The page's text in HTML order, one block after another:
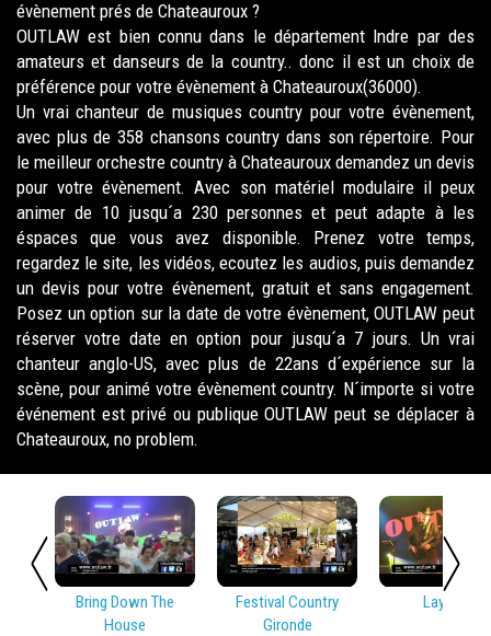
évènement prés de Chateauroux ?
OUTLAW est bien connu dans le département Indre par des
amateurs et danseurs de la country.. donc il est un choix de
préférence pour votre évènement à Chateauroux(36000).
Un vrai chanteur de musiques country pour votre évènement,
avec plus de 358 chansons country dans son répertoire. Pour
le meilleur orchestre country à Chateauroux demandez un devis
pour votre évènement. Avec son matériel modulaire il peux
animer de 10 jusqu´a 230 personnes et peut adapte à les
éspaces que vous avez disponible. Prenez votre temps,
regardez le site, les vidéos, ecoutez les audios, puis demandez
un devis pour votre évènement, gratuit et sans engagement.
Posez un option sur la date de votre évènement, OUTLAW peut
réserver votre date en option pour jusqu´a 7 jours. Un vrai
chanteur anglo-US, avec plus de 22ans d´expérience sur la
scène, pour animé votre évènement country. N´importe si votre
événement est privé ou publique OUTLAW peut se déplacer à
Chateauroux, no problem.
Bring Down The
House
Festival Country
Gironde
Lay Low